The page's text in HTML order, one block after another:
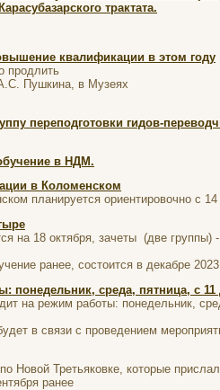
трактата.
квалификации в этом году
продлить
Пушкина, в Музеях
переподготовки гидов-
в НДМ.
в Коломенском
планируется ориентировочно с
на 18 октября, зачеты (две
ранее, состоится в декабре
среда, пятница, с 11
на режим работы: понедельник,
в связи с проведением
Новой Третьяковке, которые
ранее